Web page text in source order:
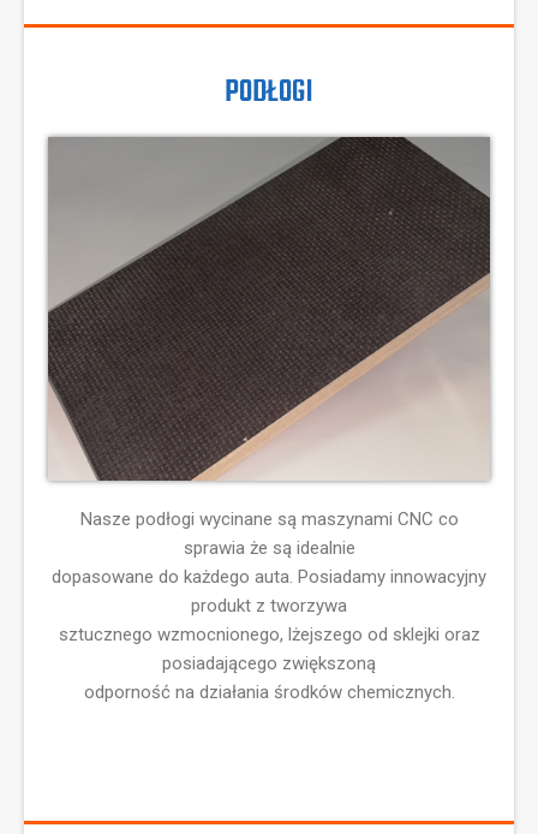
PODŁOGI
Nasze podłogi wycinane są maszynami CNC co
sprawia że są idealnie
dopasowane do każdego auta. Posiadamy innowacyjny
produkt z tworzywa
sztucznego wzmocnionego, lżejszego od sklejki oraz
posiadającego zwiększoną
odporność na działania środków chemicznych.